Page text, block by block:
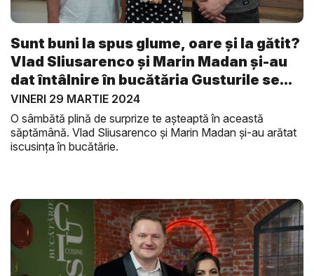
Sunt buni la spus glume, oare și la gătit?
Vlad Sliusarenco și Marin Madan și-au
dat întâlnire în bucătăria Gusturile se...
VINERI 29 MARTIE 2024
O sâmbătă plină de surprize te așteaptă în această
săptămână. Vlad Sliusarenco și Marin Madan și-au arătat
iscusința în bucătărie.